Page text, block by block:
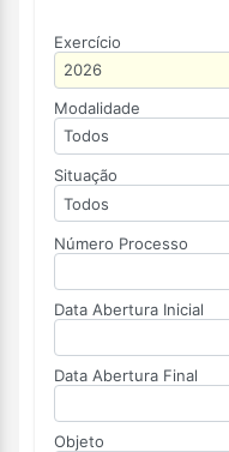
Exercício
Modalidade
Todos
Situação
Todos
Número Processo
Data Abertura Inicial
Data Abertura Final
Objeto